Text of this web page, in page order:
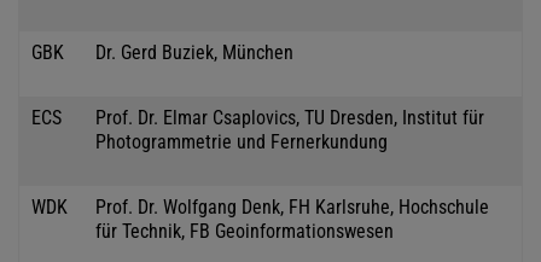
GBK Dr. Gerd Buziek, München
ECS
Prof. Dr. Elmar Csaplovics, TU Dresden, Institut für
Photogrammetrie und Fernerkundung
WDK
Prof. Dr. Wolfgang Denk, FH Karlsruhe, Hochschule
für Technik, FB Geoinformationswesen